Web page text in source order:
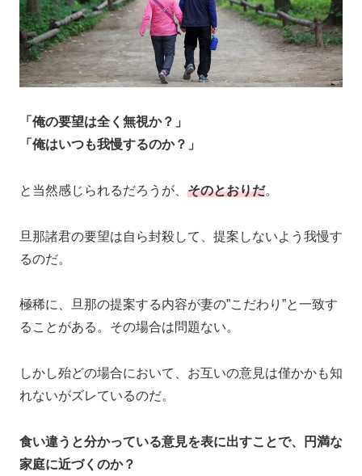
「俺の要望は全く無視か？」
「俺はいつも我慢するのか？」
と当然感じられるだろうが、 そのとおりだ。
旦那諸君の要望は自ら封殺して、提案しないよう我慢す
るのだ。
極稀に、旦那の提案する内容が妻の”こだわり”と一致す
ることがある。その場合は問題ない。
しかし殆どの場合において、お互いの意見は僅かかも知
れないがズレているのだ。
食い違うと分かっている意見を表に出すことで、円満な
家庭に近づくのか？